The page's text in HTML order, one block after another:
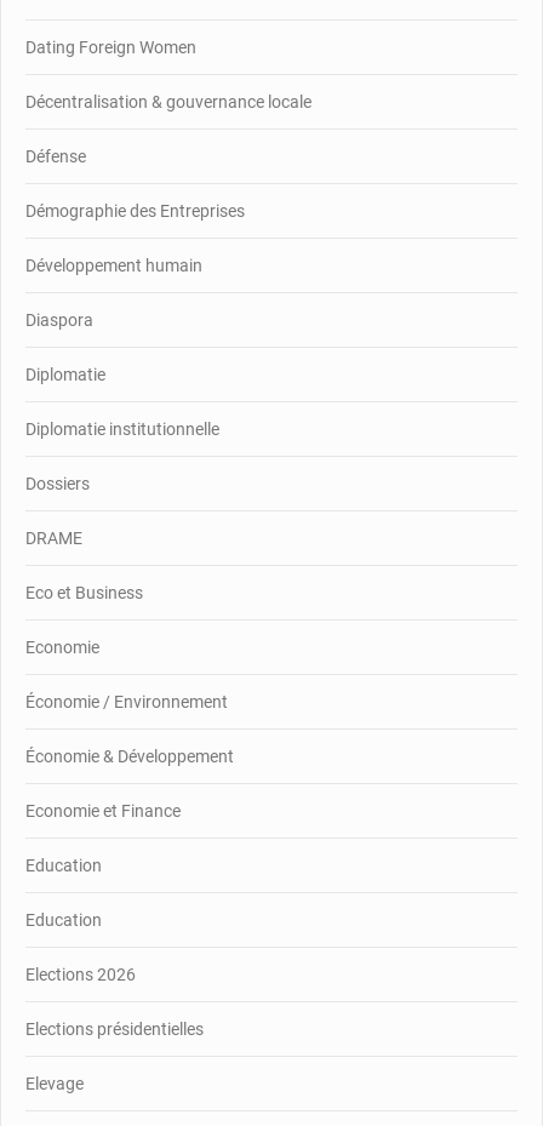
Dating Foreign Women
Décentralisation & gouvernance locale
Défense
Démographie des Entreprises
Développement humain
Diaspora
Diplomatie
Diplomatie institutionnelle
Dossiers
DRAME
Eco et Business
Economie
Économie / Environnement
Économie & Développement
Economie et Finance
Education
Education
Elections 2026
Elections présidentielles
Elevage